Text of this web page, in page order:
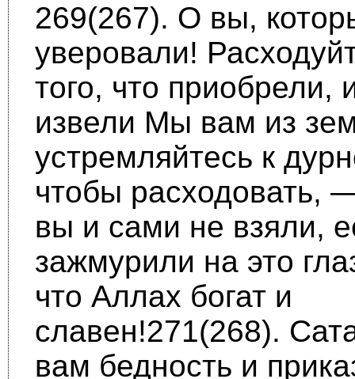
269(267). О вы,
уверовали!
того, что приобрели,
извели Мы вам из
устремляйтесь к
чтобы расходовать,
вы и сами не взяли,
зажму­рили на это
что Аллах богат и
славен!271(268).
вам бедность и